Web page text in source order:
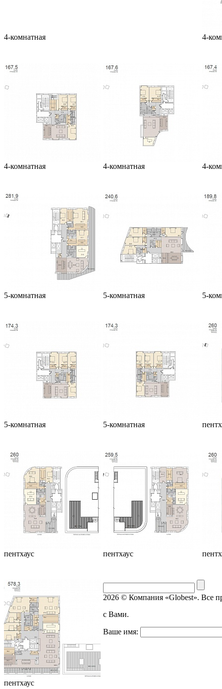
4-комнатная 4-
4-комнатная 4-комнатная 4-
5-комнатная 5-комнатная 5-
5-комнатная 5-комнатная
пентхаус пентхаус
пентхаус
2026 © Компания «Globest». Все
с Вами.
Ваше имя: